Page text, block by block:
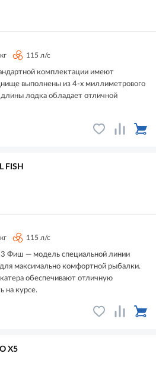
115 л/с
комплектации имеют
выполнены из 4-х миллиметрового
лодка обладает отличной
FISH
115 л/с
Фиш — модель специальной линии
максимально комфортной рыбалки.
катера обеспечивают отличную
на курсе.
X5